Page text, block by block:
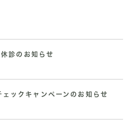
診のお知らせ
ックキャンペーンのお知らせ